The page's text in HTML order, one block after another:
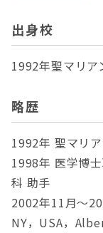
出身校
1992年聖マリア
略歴
1992年 聖マリ
1998年 医学博
科 助手
2002年11月～
NY，USA，